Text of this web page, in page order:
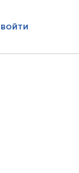
ВОЙТИ